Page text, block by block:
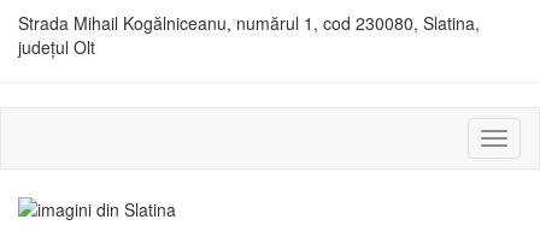
Strada Mihail Kogălniceanu, numărul 1, cod 230080, Slatina,
județul Olt
sau